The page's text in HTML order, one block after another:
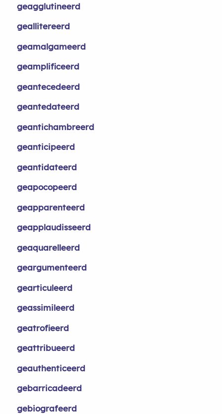
geagglutineerd
geallitereerd
geamalgameerd
geamplificeerd
geantecedeerd
geantedateerd
geantichambreerd
geanticipeerd
geantidateerd
geapocopeerd
geapparenteerd
geapplaudisseerd
geaquarelleerd
geargumenteerd
gearticuleerd
geassimileerd
geatrofieerd
geattribueerd
geauthenticeerd
gebarricadeerd
gebiografeerd